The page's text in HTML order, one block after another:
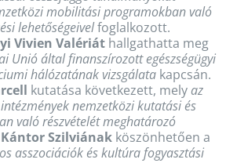
mobilitási programokban való
lehetőségeivelfoglalkozott.
Vivien Valériát hallgathatta meg
Unió által finanszírozott egészségügyi
hálózatának vizsgálata kapcsán.
kutatása következett, mely az
nemzetközi kutatási és
való részvételét meghatározó
Kántor Szilviának köszönhetően a
asszociációk és kultúra fogyasztási